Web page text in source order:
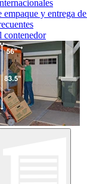
empaque y entrega de
contenedor